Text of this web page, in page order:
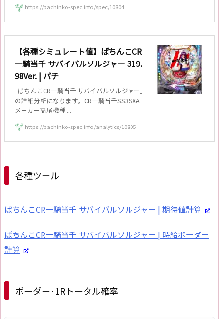
https://pachinko-spec.info/spec/10804
【各種シミュレート値】ぱちんこCR
一騎当千 サバイバルソルジャー 319.
98Ver. | パチ
｢ぱちんこCR一騎当千 サバイバルソルジャー｣
の詳細分析になります。CR一騎当千SS3SXA
メーカー高尾機種 ...
https://pachinko-spec.info/analytics/10805
各種ツール
ぱちんこCR一騎当千 サバイバルソルジャー | 期待値計算
ぱちんこCR一騎当千 サバイバルソルジャー | 時給ボーダー
計算
ボーダー･1Rトータル確率